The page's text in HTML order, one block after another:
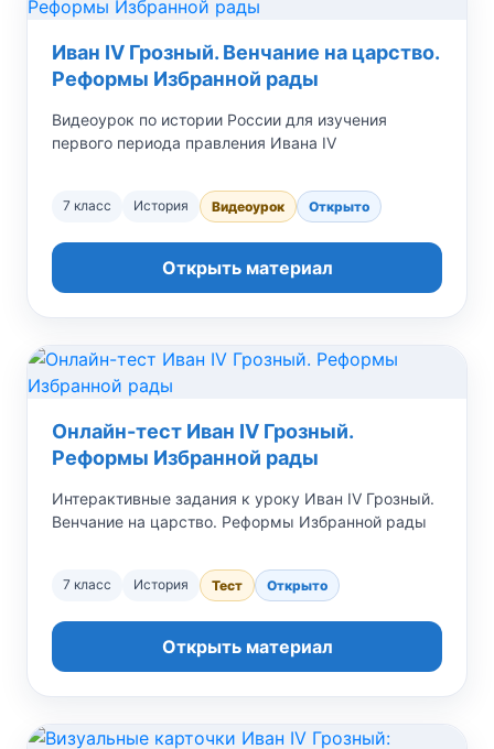
Иван IV Грозный. Венчание на царство.
Реформы Избранной рады
Видеоурок по истории России для изучения
первого периода правления Ивана IV
7 класс История Видеоурок Открыто
Открыть материал
Онлайн-тест Иван IV Грозный.
Реформы Избранной рады
Интерактивные задания к уроку Иван IV Грозный.
Венчание на царство. Реформы Избранной рады
7 класс История Тест Открыто
Открыть материал